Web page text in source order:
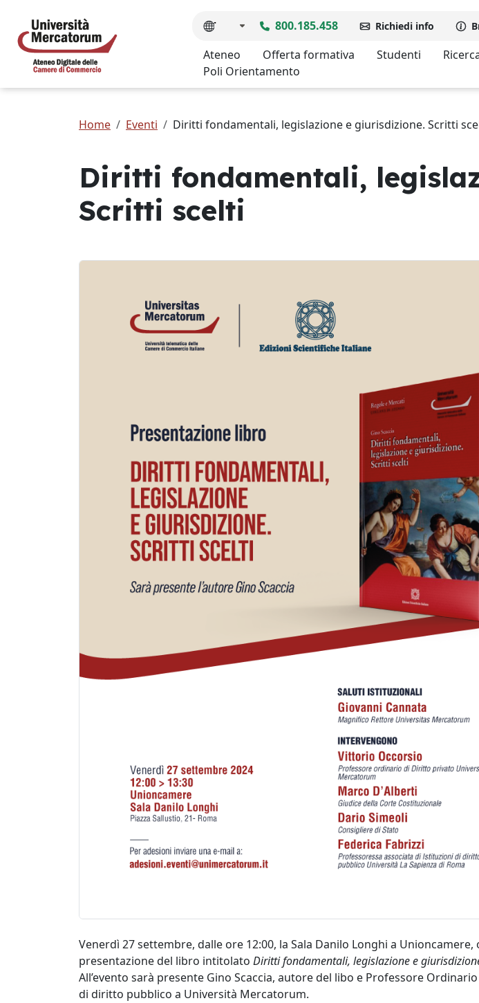
800.185.458 Richiedi info
Ateneo Offerta formativa Studenti
Poli Orientamento
Home Eventi Diritti fondamentali, legislazione e giurisdizione. Scritti
Diritti fondamentali,
Scritti scelti
Venerdì 27 settembre, dalle ore 12:00, la Sala Danilo Longhi a Unioncamere,
presentazione del libro intitolato Diritti fondamentali, legislazione e
All’evento sarà presente Gino Scaccia, autore del libo e Professore
di diritto pubblico a Università Mercatorum.